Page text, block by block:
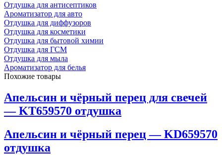
Отдушка для антисептиков
Ароматизатор для авто
Отдушка для диффузоров
Отдушка для косметики
Отдушка для бытовой химии
Отдушка для ГСМ
Отдушка для мыла
Ароматизатор для белья
Похожие товары
Апельсин и чёрный перец для свечей
— KT659570 отдушка
Апельсин и чёрный перец — KD659570
отдушка